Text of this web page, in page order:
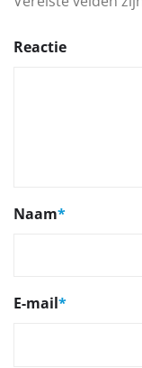
Reactie
Naam*
E-mail*